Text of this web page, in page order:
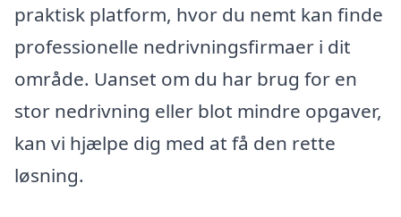
praktisk platform, hvor du nemt kan finde
professionelle nedrivningsfirmaer i dit
område. Uanset om du har brug for en
stor nedrivning eller blot mindre opgaver,
kan vi hjælpe dig med at få den rette
løsning.